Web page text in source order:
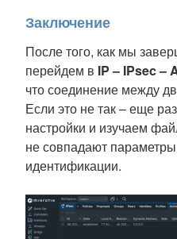
Заключение
После того, как мы
перейдем в IP – IPsec –
что соединение между
Если это не так – еще
настройки и изучаем
не совпадают
идентификации.